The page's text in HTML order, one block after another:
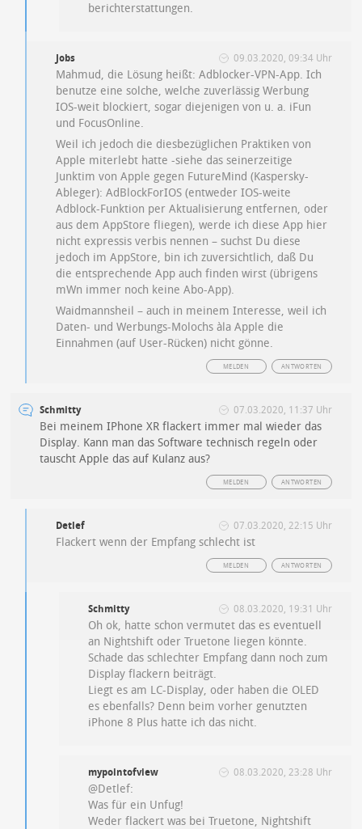
berichterstattungen.
Jobs 09.03.2020, 09:34 Uhr
Mahmud, die Lösung heißt: Adblocker-VPN-App. Ich
benutze eine solche, welche zuverlässig Werbung
IOS-weit blockiert, sogar diejenigen von u. a. iFun
und FocusOnline.
Weil ich jedoch die diesbezüglichen Praktiken von
Apple miterlebt hatte -siehe das seinerzeitige
Junktim von Apple gegen FutureMind (Kaspersky-
Ableger): AdBlockForIOS (entweder IOS-weite
Adblock-Funktion per Aktualisierung entfernen, oder
aus dem AppStore fliegen), werde ich diese App hier
nicht expressis verbis nennen – suchst Du diese
jedoch im AppStore, bin ich zuversichtlich, daß Du
die entsprechende App auch finden wirst (übrigens
mWn immer noch keine Abo-App).
Waidmannsheil – auch in meinem Interesse, weil ich
Daten- und Werbungs-Molochs àla Apple die
Einnahmen (auf User-Rücken) nicht gönne.
ANTWORTEN
MELDEN
Schmitty 07.03.2020, 11:37 Uhr
Bei meinem IPhone XR flackert immer mal wieder das
Display. Kann man das Software technisch regeln oder
tauscht Apple das auf Kulanz aus?
ANTWORTEN
MELDEN
Detlef 07.03.2020, 22:15 Uhr
Flackert wenn der Empfang schlecht ist
ANTWORTEN
MELDEN
Schmitty 08.03.2020, 19:31 Uhr
Oh ok, hatte schon vermutet das es eventuell
an Nightshift oder Truetone liegen könnte.
Schade das schlechter Empfang dann noch zum
Display flackern beiträgt.
Liegt es am LC-Display, oder haben die OLED
es ebenfalls? Denn beim vorher genutzten
iPhone 8 Plus hatte ich das nicht.
mypointofview 08.03.2020, 23:28 Uhr
@Detlef:
Was für ein Unfug!
Weder flackert was bei Truetone, Nightshift